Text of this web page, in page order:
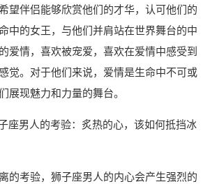
望伴侣能够欣赏他们的才华，认可他们的
中的女王，与他们并肩站在世界舞台的中
爱情，喜欢被宠爱，喜欢在爱情中感受到
觉。对于他们来说，爱情是生命中不可或
展现魅力和力量的舞台。
座男人的考验：炙热的心，该如何抵挡冰
的考验，狮子座男人的内心会产生强烈的